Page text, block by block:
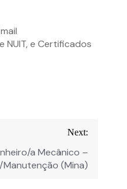
NUIT, e Certificados
Next:
a Mecânico –
(Mina)